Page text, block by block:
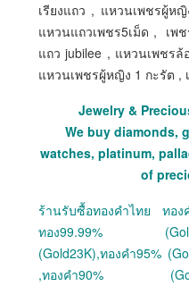
เรียงแถว , แหวนเพชรผู้ห
แหวนแถวเพชร5เม็ด , เพ
แถว jubilee , แหวนเพชร
แหวนเพชรผู้หญิง 1 กะรัต ,
Jewelry &
We buy diamonds,
watches, platinum,
of
ร้านรับซื้อทองคำไทย ทอ
ทอง99.99%
(Gold23K),ทองคำ95%
,ทองคำ90%